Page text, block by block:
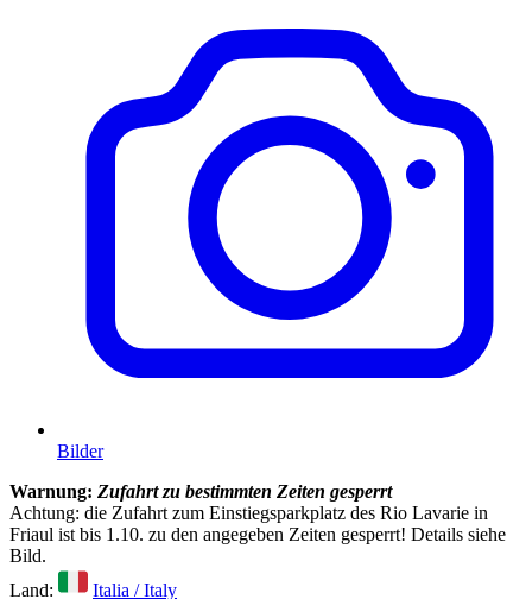
Bilder
Warnung: Zufahrt zu bestimmten Zeiten gesperrt
Achtung: die Zufahrt zum Einstiegsparkplatz des Rio Lavarie in
Friaul ist bis 1.10. zu den angegeben Zeiten gesperrt! Details siehe
Bild.
Land:
Italia / Italy